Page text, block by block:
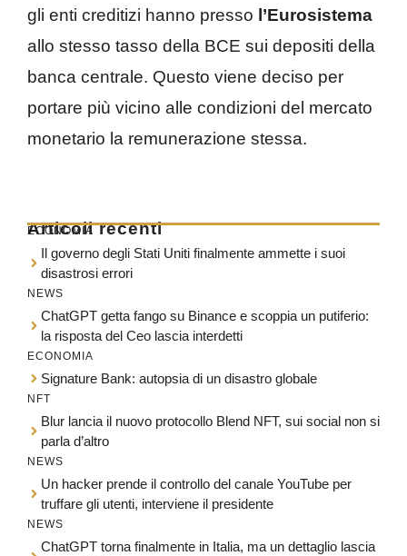
gli enti creditizi hanno presso l’Eurosistema
allo stesso tasso della BCE sui depositi della
banca centrale. Questo viene deciso per
portare più vicino alle condizioni del mercato
monetario la remunerazione stessa.
Articoli recenti
ECONOMIA
Il governo degli Stati Uniti finalmente ammette i suoi
disastrosi errori
NEWS
ChatGPT getta fango su Binance e scoppia un putiferio:
la risposta del Ceo lascia interdetti
ECONOMIA
Signature Bank: autopsia di un disastro globale
NFT
Blur lancia il nuovo protocollo Blend NFT, sui social non si
parla d’altro
NEWS
Un hacker prende il controllo del canale YouTube per
truffare gli utenti, interviene il presidente
NEWS
ChatGPT torna finalmente in Italia, ma un dettaglio lascia